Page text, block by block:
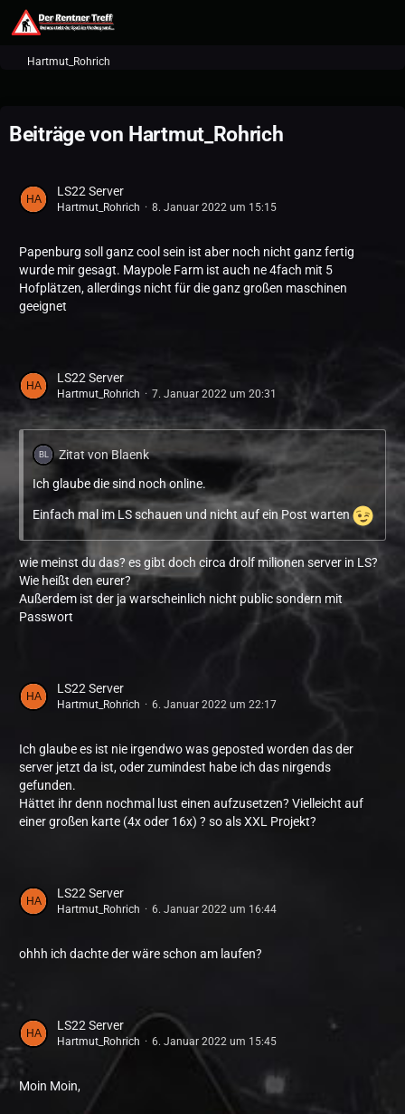
Hartmut_Rohrich
Beiträge von Hartmut_Rohrich
LS22 Server
Hartmut_Rohrich 8. Januar 2022 um 15:15
Papenburg soll ganz cool sein ist aber noch nicht ganz fertig
wurde mir gesagt. Maypole Farm ist auch ne 4fach mit 5
Hofplätzen, allerdings nicht für die ganz großen maschinen
geeignet
LS22 Server
Hartmut_Rohrich 7. Januar 2022 um 20:31
Zitat von Blaenk
Ich glaube die sind noch online.
Einfach mal im LS schauen und nicht auf ein Post warten
wie meinst du das? es gibt doch circa drolf milionen server in LS?
Wie heißt den eurer?
Außerdem ist der ja warscheinlich nicht public sondern mit
Passwort
LS22 Server
Hartmut_Rohrich 6. Januar 2022 um 22:17
Ich glaube es ist nie irgendwo was geposted worden das der
server jetzt da ist, oder zumindest habe ich das nirgends
gefunden.
Hättet ihr denn nochmal lust einen aufzusetzen? Vielleicht auf
einer großen karte (4x oder 16x) ? so als XXL Projekt?
LS22 Server
Hartmut_Rohrich 6. Januar 2022 um 16:44
ohhh ich dachte der wäre schon am laufen?
LS22 Server
Hartmut_Rohrich 6. Januar 2022 um 15:45
Moin Moin,